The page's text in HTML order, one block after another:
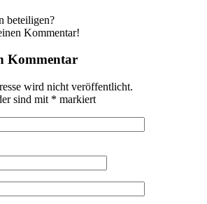
beteiligen?
Kommentar!
Kommentar
wird nicht veröffentlicht.
sind mit * markiert